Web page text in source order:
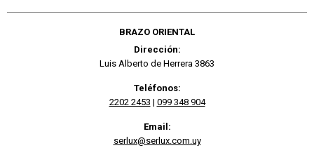
BRAZO ORIENTAL
Dirección:
Luis Alberto de Herrera 3863
Teléfonos:
2202 2453 | 099 348 904
Email:
serlux@serlux.com.uy